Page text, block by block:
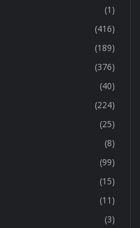
(1)
(416)
(189)
(376)
(40)
(224)
(25)
(8)
(99)
(15)
(11)
(3)